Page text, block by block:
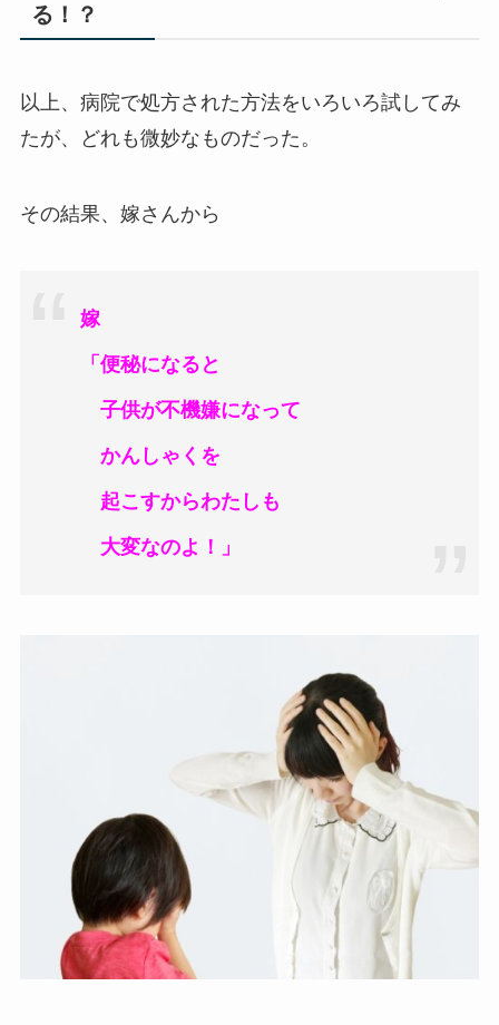
る！？
以上、病院で処方された方法をいろいろ試してみ
たが、どれも微妙なものだった。
その結果、嫁さんから
嫁
「便秘になると
子供が不機嫌になって
かんしゃくを
起こすからわたしも
大変なのよ！」